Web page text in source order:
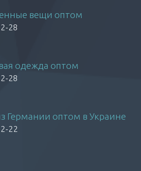
вещи оптом
28
одежда оптом
28
Германии оптом в Украине
22